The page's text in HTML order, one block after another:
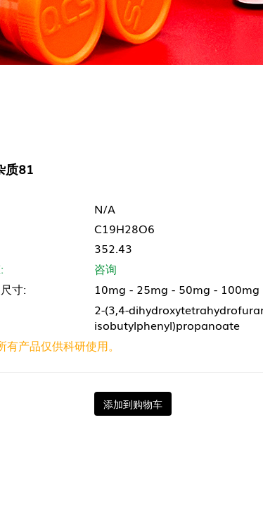
质81
N/A
C19H28O6
352.43
咨询
寸:
10mg - 25mg - 50mg - 100mg
2-(3,4-
isobutylphenyl)propanoate
产品仅供科研使用。
添加到购物车